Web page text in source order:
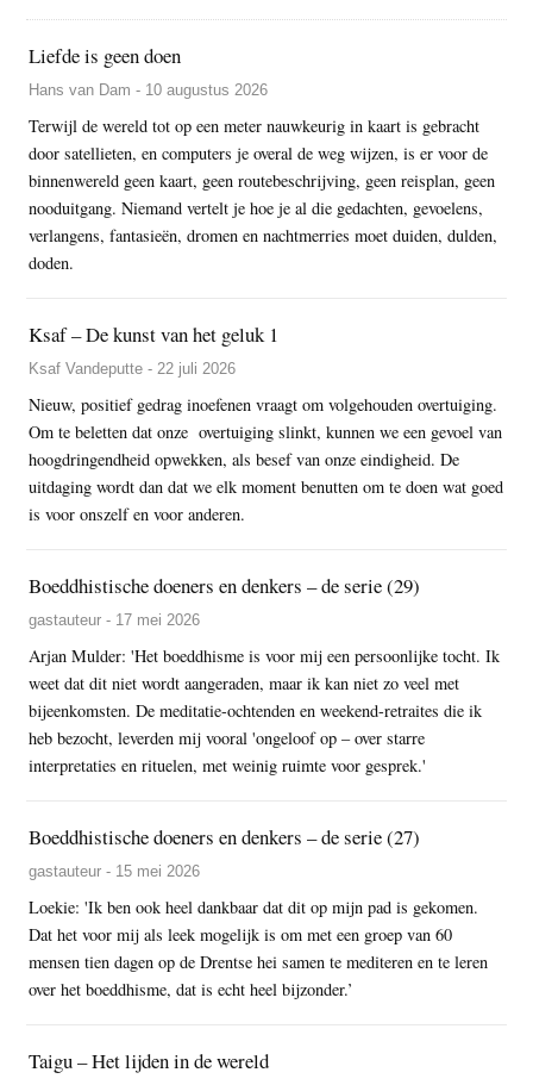
Liefde is geen doen
Hans van Dam - 10 augustus 2026
Terwijl de wereld tot op een meter nauwkeurig in kaart is gebracht
door satellieten, en computers je overal de weg wijzen, is er voor de
binnenwereld geen kaart, geen routebeschrijving, geen reisplan, geen
nooduitgang. Niemand vertelt je hoe je al die gedachten, gevoelens,
verlangens, fantasieën, dromen en nachtmerries moet duiden, dulden,
doden.
Ksaf – De kunst van het geluk 1
Ksaf Vandeputte - 22 juli 2026
Nieuw, positief gedrag inoefenen vraagt om volgehouden overtuiging.
Om te beletten dat onze overtuiging slinkt, kunnen we een gevoel van
hoogdringendheid opwekken, als besef van onze eindigheid. De
uitdaging wordt dan dat we elk moment benutten om te doen wat goed
is voor onszelf en voor anderen.
Boeddhistische doeners en denkers – de serie (29)
gastauteur - 17 mei 2026
Arjan Mulder: 'Het boeddhisme is voor mij een persoonlijke tocht. Ik
weet dat dit niet wordt aangeraden, maar ik kan niet zo veel met
bijeenkomsten. De meditatie-ochtenden en weekend-retraites die ik
heb bezocht, leverden mij vooral 'ongeloof op – over starre
interpretaties en rituelen, met weinig ruimte voor gesprek.'
Boeddhistische doeners en denkers – de serie (27)
gastauteur - 15 mei 2026
Loekie: 'Ik ben ook heel dankbaar dat dit op mijn pad is gekomen.
Dat het voor mij als leek mogelijk is om met een groep van 60
mensen tien dagen op de Drentse hei samen te mediteren en te leren
over het boeddhisme, dat is echt heel bijzonder.’
Taigu – Het lijden in de wereld